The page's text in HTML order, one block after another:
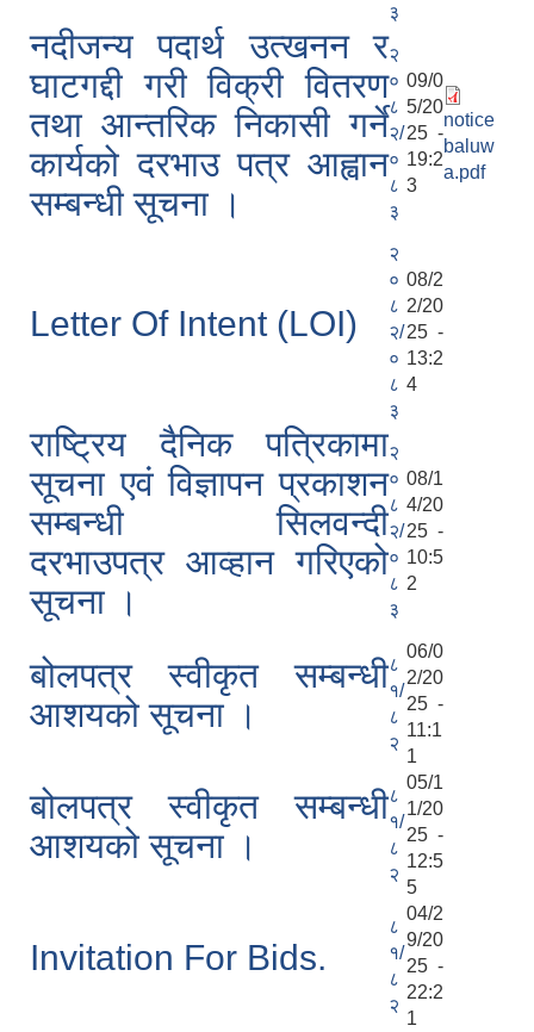
३
नदीजन्य पदार्थ उत्खनन र
घाटगद्दी गरी विक्री वितरण
तथा आन्तरिक निकासी गर्ने
कार्यको दरभाउ पत्र आह्वान
सम्बन्धी सूचना ।
२
०
८
२/
०
८
३
09/0
5/20
25 -
19:2
3
notice
baluw
a.pdf
Letter Of Intent (LOI)
२
०
८
२/
०
८
३
08/2
2/20
25 -
13:2
4
राष्ट्रिय दैनिक पत्रिकामा
सूचना एवं विज्ञापन प्रकाशन
सम्बन्धी सिलवन्दी
दरभाउपत्र आव्हान गरिएको
सूचना ।
२
०
८
२/
०
८
३
08/1
4/20
25 -
10:5
2
बोलपत्र स्वीकृत सम्बन्धी
आशयको सूचना ।
८
१/
८
२
06/0
2/20
25 -
11:1
1
बोलपत्र स्वीकृत सम्बन्धी
आशयको सूचना ।
८
१/
८
२
05/1
1/20
25 -
12:5
5
Invitation For Bids.
८
१/
८
२
04/2
9/20
25 -
22:2
1